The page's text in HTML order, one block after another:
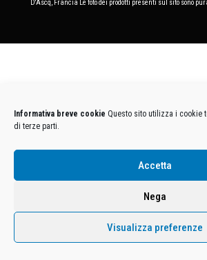
Informativa breve cookie Questo sito utilizza i cookie
di terze parti.
Accetta
Nega
Visualizza preferenze
D'Ascq, Francia Le foto dei prodotti presenti sul sito sono